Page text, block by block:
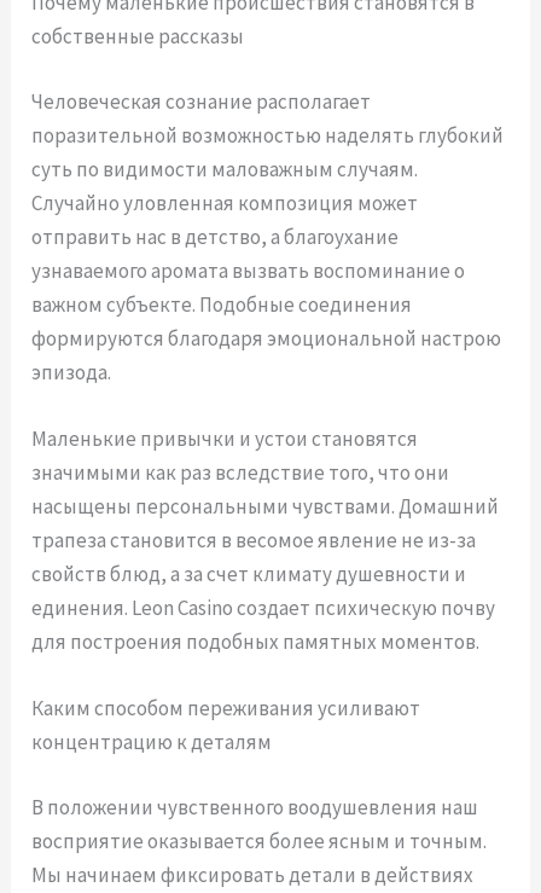
собственные рассказы
Человеческая сознание располагает
поразительной возможностью наделять глубокий
суть по видимости маловажным случаям.
Случайно уловленная композиция может
отправить нас в детство, а благоухание
узнаваемого аромата вызвать воспоминание о
важном субъекте. Подобные соединения
формируются благодаря эмоциональной настрою
эпизода.
Маленькие привычки и устои становятся
значимыми как раз вследствие того, что они
насыщены персональными чувствами. Домашний
трапеза становится в весомое явление не из-за
свойств блюд, а за счет климату душевности и
единения. Leon Casino создает психическую почву
для построения подобных памятных моментов.
Каким способом переживания усиливают
концентрацию к деталям
В положении чувственного воодушевления наш
восприятие оказывается более ясным и точным.
Мы начинаем фиксировать детали в действиях